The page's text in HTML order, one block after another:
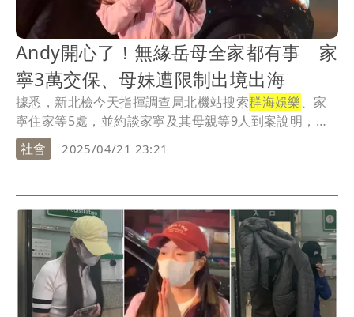
Andy開心了！無緣岳母全家都有事 家
寧3萬交保、母妹遭限制出境出海
據悉，新北檢今天指揮調查局北機站搜索群海娛樂、家
寧住家等5處，並約談家寧及其母親等9人到案說明，家
寧...
社會 2025/04/21 23:21